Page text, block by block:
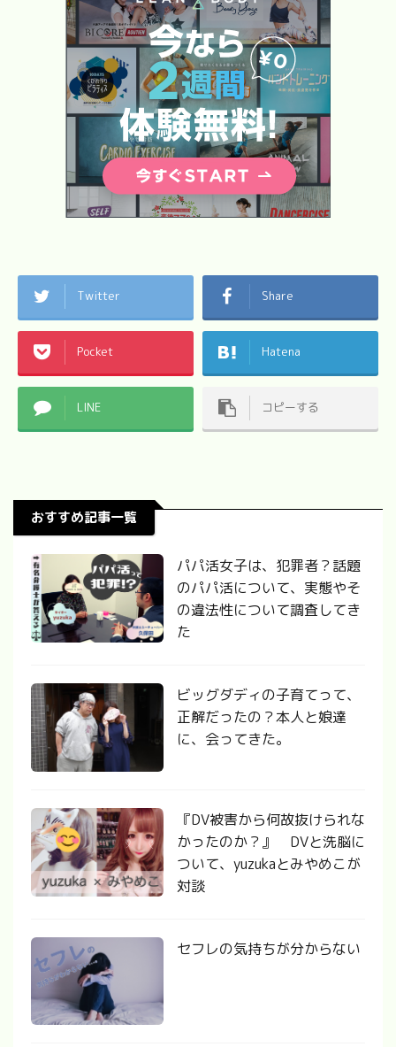
Twitter Share
Pocket Hatena
LINE コピーする
おすすめ記事一覧
パパ活女子は、犯罪者？話題
のパパ活について、実態やそ
の違法性について調査してき
た
ビッグダディの子育てって、
正解だったの？本人と娘達
に、会ってきた。
『DV被害から何故抜けられな
かったのか？』 DVと洗脳に
ついて、yuzukaとみやめこが
対談
セフレの気持ちが分からない